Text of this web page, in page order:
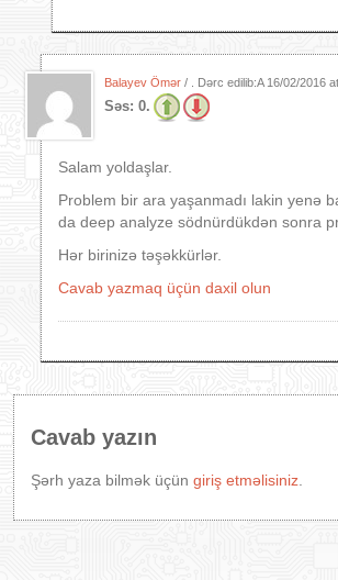
Balayev Ömər / . Dərc edilib:A 16/02/2016
Səs: 0.
Salam yoldaşlar.
Problem bir ara yaşanmadı lakin yenə
da deep analyze södnürdükdən sonra
Hər birinizə təşəkkürlər.
Cavab yazmaq üçün daxil olun
Cavab yazın
Şərh yaza bilmək üçün giriş etməlisiniz